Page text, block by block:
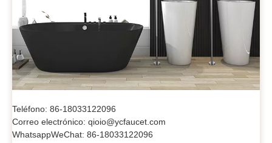
Teléfono: 86-18033122096
Correo electrónico: qioio@ycfaucet.com
WhatsappWeChat: 86-18033122096